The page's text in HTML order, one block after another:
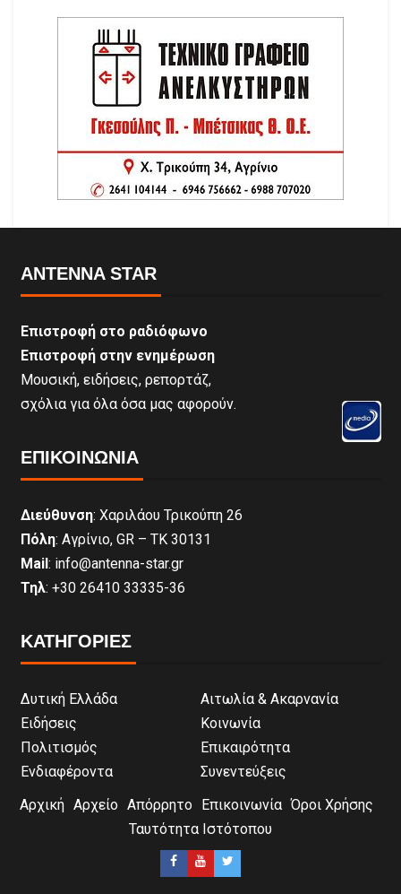
ANTENNA STAR
Επιστροφή στο ραδιόφωνο
Επιστροφή στην ενημέρωση
Μουσική, ειδήσεις, ρεπορτάζ,
σχόλια για όλα όσα μας αφορούν.
ΕΠΙΚΟΙΝΩΝΊΑ
Διεύθυνση: Χαριλάου Τρικούπη 26
Πόλη: Αγρίνιο, GR – ΤΚ 30131
Mail: info@antenna-star.gr
Τηλ: +30 26410 33335-36
ΚΑΤΗΓΟΡΙΕΣ
Δυτική Ελλάδα
Αιτωλία & Ακαρνανία
Ειδήσεις
Κοινωνία
Πολιτισμός
Επικαιρότητα
Ενδιαφέροντα
Συνεντεύξεις
Αρχική Αρχείο Απόρρητο Επικοινωνία Όροι Χρήσης
Ταυτότητα Ιστότοπου